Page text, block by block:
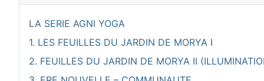
LA SERIE AGNI YOGA
1. LES FEUILLES DU JARDIN DE MORYA I
2. FEUILLES DU JARDIN DE MORYA II